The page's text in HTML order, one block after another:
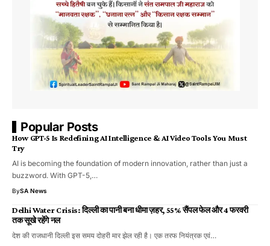
Popular Posts
How GPT-5 Is Redefining AI Intelligence & AI Video Tools You Must
Try
AI is becoming the foundation of modern innovation, rather than just a
buzzword. With GPT-5,…
BySA News
Delhi Water Crisis: दिल्ली का पानी बना धीमा ज़हर, 55% सैंपल फेल और 4 फरवरी
तक सूखे रहेंगे नल
देश की राजधानी दिल्ली इस समय दोहरी मार झेल रही है। एक तरफ नियंत्रक एवं…